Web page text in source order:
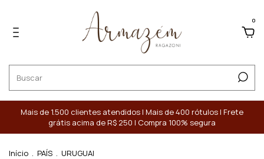
0
Mais de 1.500 clientes atendidos | Mais de 400 rótulos | Frete
grátis acima de R$ 250 | Compra 100% segura
Início . PAÍS . URUGUAI